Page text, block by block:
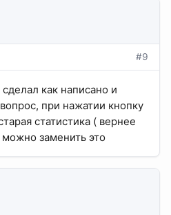
#9
как написано и
при нажатии кнопку
статистика ( вернее
заменить это